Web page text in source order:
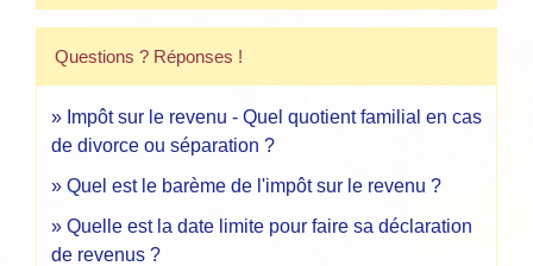
Questions ? Réponses !
Impôt sur le revenu - Quel quotient familial en cas
de divorce ou séparation ?
Quel est le barème de l'impôt sur le revenu ?
Quelle est la date limite pour faire sa déclaration
de revenus ?